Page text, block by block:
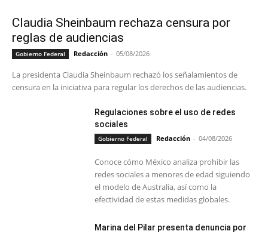
Claudia Sheinbaum rechaza censura por
reglas de audiencias
Gobierno Federal Redacción - 05/08/2026
La presidenta Claudia Sheinbaum rechazó los señalamientos de
censura en la iniciativa para regular los derechos de las audiencias.
Regulaciones sobre el uso de redes
sociales
Gobierno Federal Redacción - 04/08/2026
Conoce cómo México analiza prohibir las
redes sociales a menores de edad siguiendo
el modelo de Australia, así como la
efectividad de estas medidas globales.
Marina del Pilar presenta denuncia por